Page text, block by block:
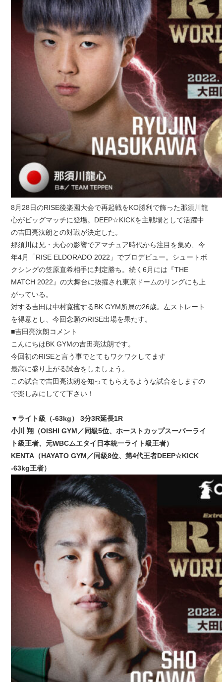
8月28日のRISE後楽園大会で再起戦をKO勝利で飾った那須川龍
心がビッグマッチに登場。DEEP☆KICKを主戦場として活躍中
の吉田亮汰朗との対戦が決定した。
那須川は兄・天心の影響でアマチュア時代から注目を集め、今
年4月「RISE ELDORADO 2022」でプロデビュー。シュートボ
クシングの笠原直希相手に判定勝ち。続く6月には『THE
MATCH 2022』の大舞台に抜擢され東京ドームのリングにも上
がっている。
対する吉田は中村寛擁するBK GYM所属の26歳。左ストレート
を得意とし、今回念願のRISE出場を果たす。
■吉田亮汰朗コメント
こんにちはBK GYMの吉田亮汰朗です。
今回初のRISEと言う事でとてもワクワクしてます
最高に盛り上がる試合をしましょう。
この試合で吉田亮汰朗を知ってもらえるような試合をしますの
で楽しみにしてて下さい！
▼ライト級（-63kg） 3分3R延長1R
小川 翔（OISHI GYM／同級5位、ホーストカップスーパーライ
ト級王者、元WBCムエタイ日本統一ライト級王者）
KENTA（HAYATO GYM／同級8位、第4代王者DEEP☆KICK
-63kg王者）